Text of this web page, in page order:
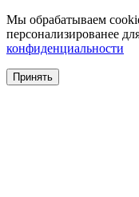
Мы обрабатываем
персонализированее
конфиденциальности
Принять